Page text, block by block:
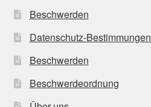
Beschwerden
Datenschutz-Bestimmungen
Beschwerden
Beschwerdeordnung